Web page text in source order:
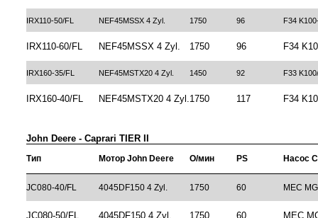
IRX110-50/FL NEF45MSSX 4 Zyl. 1750 96 F34
IRX110-60/FL NEF45MSSX 4 Zyl. 1750 96 F34
IRX160-35/FL NEF45MSTX20 4 Zyl. 1450 92 F33
IRX160-40/FL NEF45MSTX20 4 Zyl. 1750 117 F34
John Deere - Caprari TIER II
Тип Мотор John Deere О/мин PS Насос
JC080-40/FL 4045DF150 4 Zyl. 1750 60 MEC
JC080-50/FL 4045DF150 4 Zyl. 1750 60 MEC